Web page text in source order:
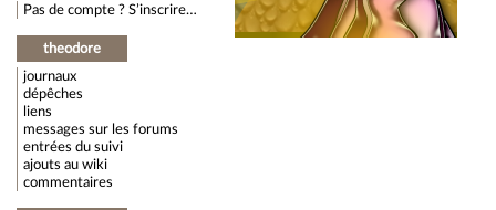
Pas de compte ? S’inscrire…
theodore
journaux
dépêches
liens
messages sur les forums
entrées du suivi
ajouts au wiki
commentaires